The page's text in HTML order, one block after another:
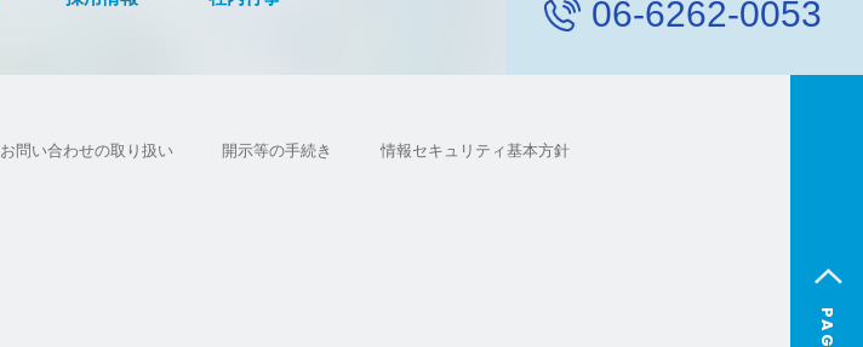
06-6262-0053
お問い合わせの取り扱い 開示等の手続き 情報セキュリティ基本方針